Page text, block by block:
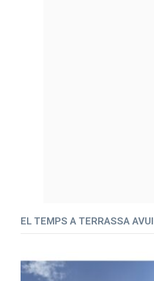
EL TEMPS A TERRASSA AVUI